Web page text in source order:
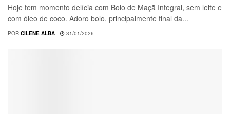
Hoje tem momento delícia com Bolo de Maçã Integral, sem leite e
com óleo de coco. Adoro bolo, principalmente final da...
POR CILENE ALBA 31/01/2026